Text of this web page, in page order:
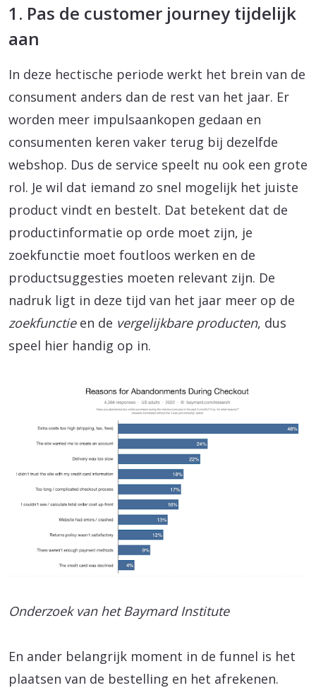
1. Pas de customer journey tijdelijk
aan
In deze hectische periode werkt het brein van de
consument anders dan de rest van het jaar. Er
worden meer impulsaankopen gedaan en
consumenten keren vaker terug bij dezelfde
webshop. Dus de service speelt nu ook een grote
rol. Je wil dat iemand zo snel mogelijk het juiste
product vindt en bestelt. Dat betekent dat de
productinformatie op orde moet zijn, je
zoekfunctie moet foutloos werken en de
productsuggesties moeten relevant zijn. De
nadruk ligt in deze tijd van het jaar meer op de
zoekfunctieen de vergelijkbare producten, dus
speel hier handig op in.
Onderzoek van het Baymard Institute
En ander belangrijk moment in de funnel is het
plaatsen van de bestelling en het afrekenen.